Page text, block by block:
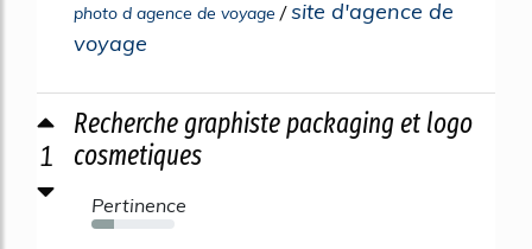
photo d agence de voyage /site d'agence de
voyage
1
Recherche graphiste packaging et logo
cosmetiques
Pertinence
27%